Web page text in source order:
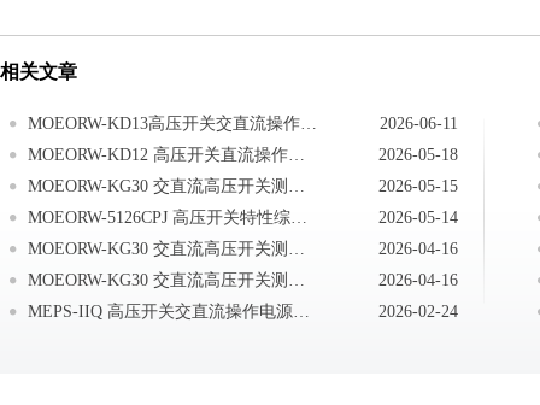
相关文章
MOEORW-KD13高压开关交直流操作电源交流电源操作
2026-06-11
MOEORW-KD12 高压开关直流操作电源现场接线
2026-05-18
MOEORW-KG30 交直流高压开关测试系统仪器送检说明
2026-05-15
MOEORW-5126CPJ 高压开关特性综合测试仪注意事项
2026-05-14
MOEORW-KG30 交直流高压开关测试系统技术答疑
2026-04-16
MOEORW-KG30 交直流高压开关测试系统测试现场常见技术问题及处理办法
2026-04-16
MEPS-IIQ 高压开关交直流操作电源现场接线
2026-02-24